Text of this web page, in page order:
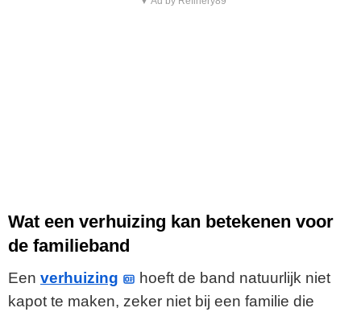
Wat een verhuizing kan betekenen voor
de familieband
Een verhuizing
hoeft de band natuurlijk niet
kapot te maken, zeker niet bij een familie die